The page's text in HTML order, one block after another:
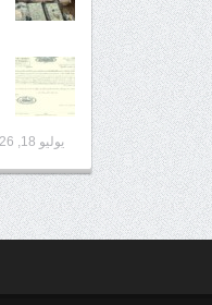
يوليو 18, 2026